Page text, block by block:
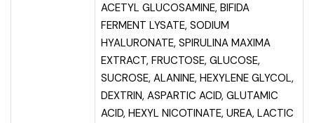
ACETYL GLUCOSAMINE, BIFIDA
FERMENT LYSATE, SODIUM
HYALURONATE, SPIRULINA MAXIMA
EXTRACT, FRUCTOSE, GLUCOSE,
SUCROSE, ALANINE, HEXYLENE GLYCOL,
DEXTRIN, ASPARTIC ACID, GLUTAMIC
ACID, HEXYL NICOTINATE, UREA, LACTIC